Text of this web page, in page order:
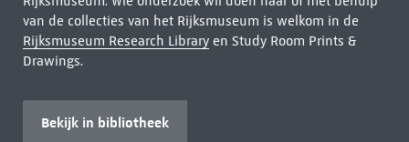
van de collecties van het Rijksmuseum is welkom in de
Rijksmuseum Research Libraryen Study Room Prints &
Drawings.
Bekijk in bibliotheek